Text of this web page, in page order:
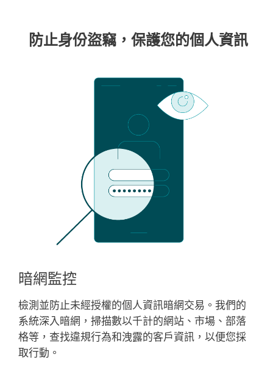
防止身份盜竊，保護您的個人資訊
暗網監控
檢測並防止未經授權的個人資訊暗網交易。我們的
系統深入暗網，掃描數以千計的網站、市場、部落
格等，查找違規行為和洩露的客戶資訊，以便您採
取行動。